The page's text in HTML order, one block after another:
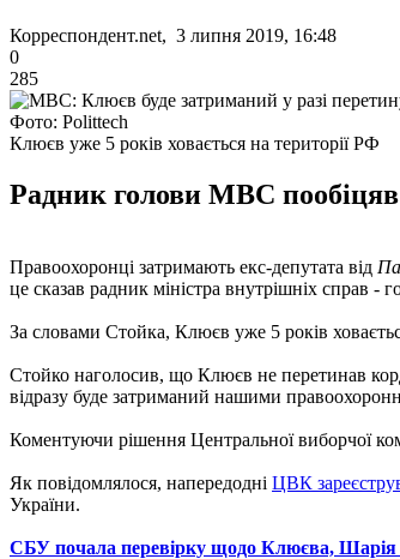
Корреспондент.net, 3 липня 2019, 16:48
0
285
Фото: Рolittech
Клюєв уже 5 років ховається на території РФ
Радник голови МВС пообіцяв
Правоохоронці затримають екс-депутата від
це сказав радник міністра внутрішніх справ
За словами Стойка, Клюєв уже 5 років
Стойко наголосив, що Клюєв не перетинав
відразу буде затриманий нашими
Коментуючи рішення Центральної виборчої
Як повідомлялося, напередодні ЦВК
України.
СБУ почала перевірку щодо Клюєва, Шарія